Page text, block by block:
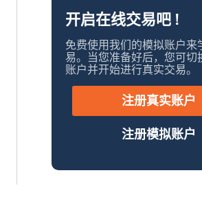
开启在线交易吧 !
免费使用我们的模拟账户来
易。当您准备好后，您可切
账户并开始进行真实交易。
注册真实账户
注册模拟账户